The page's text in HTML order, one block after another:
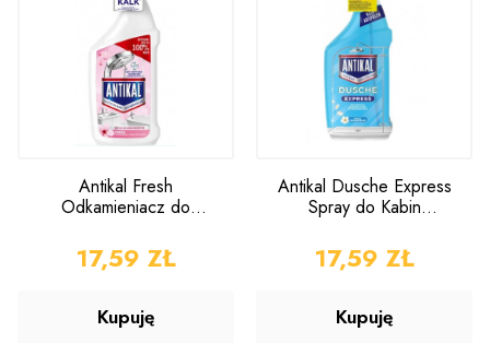
Antikal Fresh
Odkamieniacz do
CENA
17,59 ZŁ
Kupuję
Antikal Dusche Express
Spray do Kabin
CENA
17,59 ZŁ
Kupuję